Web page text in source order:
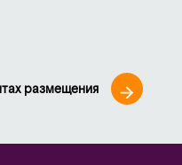
размещения